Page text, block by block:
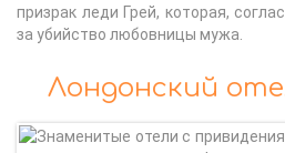
призрак леди Грей, которая,
за убийство любовницы мужа.
Лондонский